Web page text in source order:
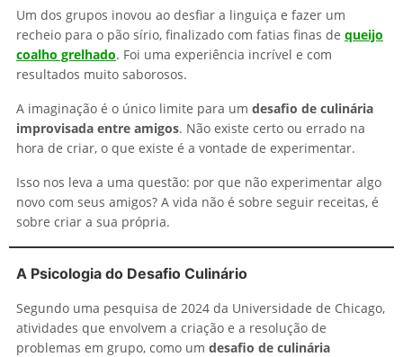
Um dos grupos inovou ao desfiar a linguiça e fazer um
recheio para o pão sírio, finalizado com fatias finas de queijo
coalho grelhado. Foi uma experiência incrível e com
resultados muito saborosos.
A imaginação é o único limite para um desafio de culinária
improvisada entre amigos. Não existe certo ou errado na
hora de criar, o que existe é a vontade de experimentar.
Isso nos leva a uma questão: por que não experimentar algo
novo com seus amigos? A vida não é sobre seguir receitas, é
sobre criar a sua própria.
A Psicologia do Desafio Culinário
Segundo uma pesquisa de 2024 da Universidade de Chicago,
atividades que envolvem a criação e a resolução de
problemas em grupo, como um desafio de culinária